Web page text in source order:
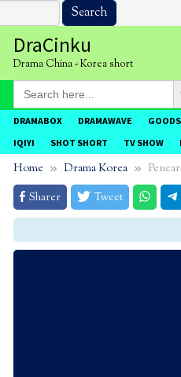
DraCinku
Drama China - Korea short
Search
for:
DRAMABOX DRAMAWAVE
IQIYI
SHOT SHORT TV SHOW
Home Drama Korea
Sharer
Tweet